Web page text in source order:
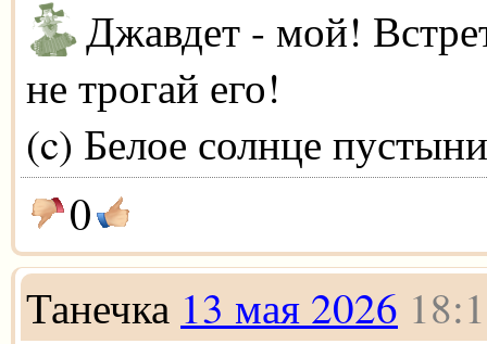
Джавдет - мой!
не трогай его!
(c) Белое солнце пустыни
0
Танечка 13 мая 2026